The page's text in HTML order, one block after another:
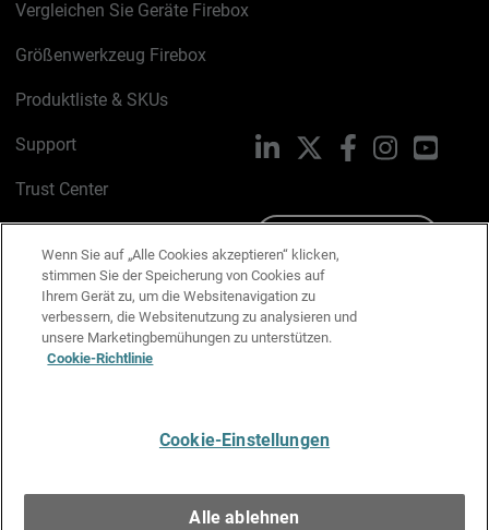
Vergleichen Sie Geräte Firebox
Größenwerkzeug Firebox
Produktliste & SKUs
Support
Trust Center
Cookie-Richtlinie
Datenschutzrichtlinie
Media & Brand Kit
LinkedIn FacebookInstagram
Wenn Sie auf „Alle Cookies akzeptieren“ klicken,
stimmen Sie der Speicherung von Cookies auf
Ihrem Gerät zu, um die Websitenavigation zu
verbessern, die Websitenutzung zu analysieren und
unsere Marketingbemühungen zu unterstützen.
Cookie-Richtlinie
Cookie-Einstellungen
Alle ablehnen